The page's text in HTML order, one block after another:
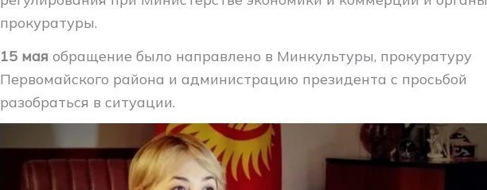
прокуратуры.
15 мая обращение было направлено в Минкультуры, прокуратуру
Первомайского района и администрацию президента с просьбой
разобраться в ситуации.